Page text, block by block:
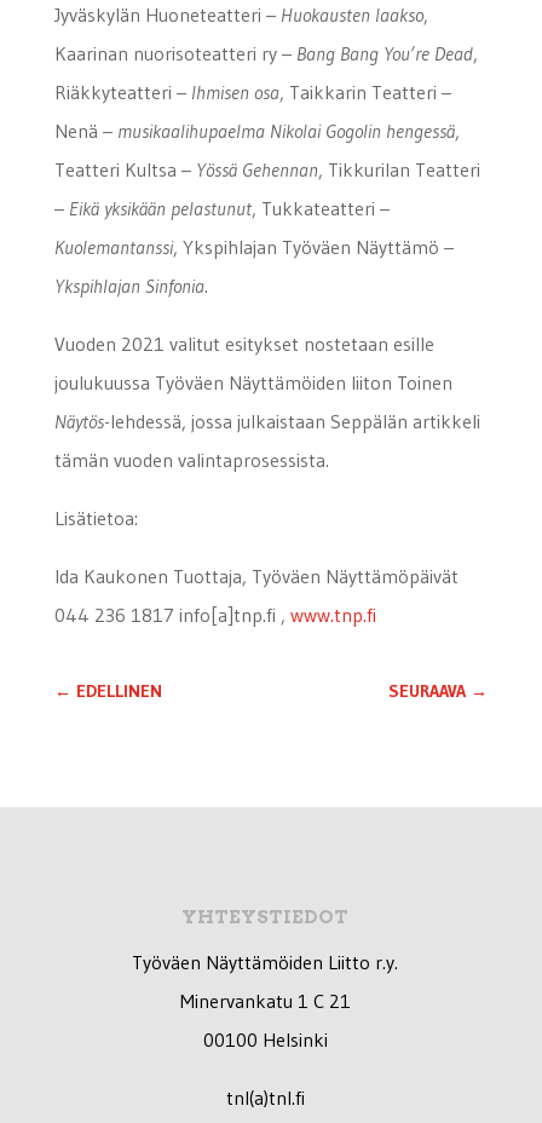
Jyväskylän Huoneteatteri – Huokausten laakso,
Kaarinan nuorisoteatteri ry – Bang Bang You’re Dead,
Riäkkyteatteri – Ihmisen osa, Taikkarin Teatteri –
Nenä – musikaalihupaelma Nikolai Gogolin hengessä,
Teatteri Kultsa – Yössä Gehennan, Tikkurilan Teatteri
– Eikä yksikään pelastunut, Tukkateatteri –
Kuolemantanssi, Ykspihlajan Työväen Näyttämö –
Ykspihlajan Sinfonia.
Vuoden 2021 valitut esitykset nostetaan esille
joulukuussa Työväen Näyttämöiden liiton Toinen
Näytös-lehdessä, jossa julkaistaan Seppälän artikkeli
tämän vuoden valintaprosessista.
Lisätietoa:
Ida Kaukonen Tuottaja, Työväen Näyttämöpäivät
044 236 1817 info[a]tnp.fi , www.tnp.fi
← EDELLINEN SEURAAVA →
YHTEYSTIEDOT
Työväen Näyttämöiden Liitto r.y.
Minervankatu 1 C 21
00100 Helsinki
tnl(a)tnl.fi